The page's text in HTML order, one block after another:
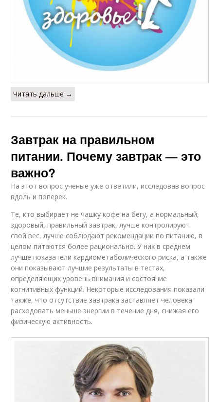
Читать дальше →
Завтрак на правильном
питании. Почему завтрак — это
важно?
На этот вопрос ученые уже ответили, исследовав вопрос
вдоль и поперек.
Те, кто выбирает не чашку кофе на бегу, а нормальный,
здоровый, правильный завтрак, лучше контролируют
свой вес, лучше соблюдают рекомендации по питанию, в
целом питаются более рационально. У них в среднем
лучше показатели кардиометаболического риска, а также
они показывают лучшие результаты в тестах,
определяющих уровень внимания и состояние
когнитивных функций. Некоторые исследования показали
также, что отсутствие завтрака заставляет человека
расходовать меньше энергии в течение дня, снижая его
физическую активность.